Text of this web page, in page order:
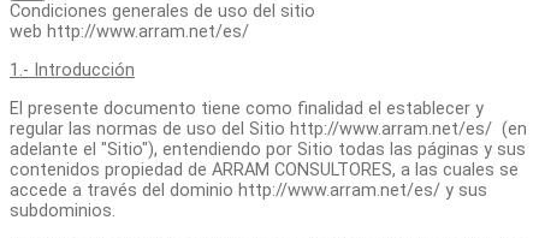
Condiciones generales de uso del sitio
web http://www.arram.net/es/
1.- Introducción
El presente documento tiene como finalidad el establecer y
regular las normas de uso del Sitio http://www.arram.net/es/ (en
adelante el "Sitio"), entendiendo por Sitio todas las páginas y sus
contenidos propiedad de ARRAM CONSULTORES, a las cuales se
accede a través del dominio http://www.arram.net/es/ y sus
subdominios.